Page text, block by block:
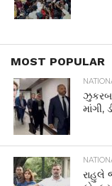
MOST POPULAR
માંગી,
રાહુલે